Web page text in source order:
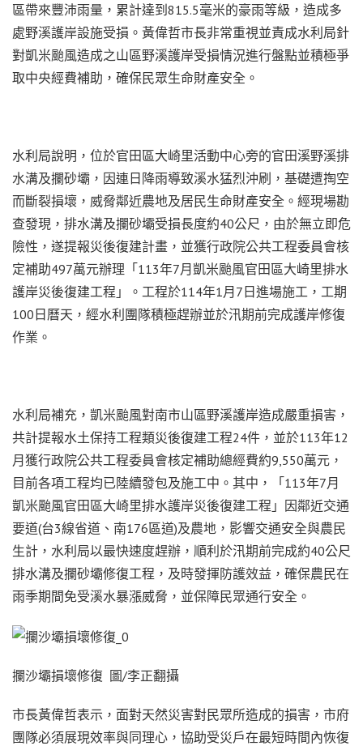
區帶來豐沛雨量，累計達到815.5毫米的豪雨等級，造成多
處野溪護岸設施受損。黃偉哲市長非常重視並責成水利局針
對凱米颱風造成之山區野溪護岸受損情況進行盤點並積極爭
取中央經費補助，確保民眾生命財產安全。
水利局說明，位於官田區大崎里活動中心旁的官田溪野溪排
水溝及攔砂壩，因連日降雨導致溪水猛烈沖刷，基礎遭掏空
而斷裂損壞，威脅鄰近農地及居民生命財產安全。經現場勘
查發現，排水溝及攔砂壩受損長度約40公尺，由於無立即危
險性，遂提報災後復建計畫，並獲行政院公共工程委員會核
定補助497萬元辦理「113年7月凱米颱風官田區大崎里排水
護岸災後復建工程」。工程於114年1月7日進場施工，工期
100日曆天，經水利團隊積極趕辦並於汛期前完成護岸修復
作業。
水利局補充，凱米颱風對南市山區野溪護岸造成嚴重損害，
共計提報水土保持工程類災後復建工程24件，並於113年12
月獲行政院公共工程委員會核定補助總經費約9,550萬元，
目前各項工程均已陸續發包及施工中。其中，「113年7月
凱米颱風官田區大崎里排水護岸災後復建工程」因鄰近交通
要道(台3線省道、南176區道)及農地，影響交通安全與農民
生計，水利局以最快速度趕辦，順利於汛期前完成約40公尺
排水溝及攔砂壩修復工程，及時發揮防護效益，確保農民在
雨季期間免受溪水暴漲威脅，並保障民眾通行安全。
攔沙壩損壞修復 圖/李正翻攝
市長黃偉哲表示，面對天然災害對民眾所造成的損害，市府
團隊必須展現效率與同理心，協助受災戶在最短時間內恢復